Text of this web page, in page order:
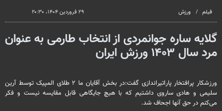
seconds فیلم ورزش ۲۹ فروردین ۱۴۰۴، ۲۰:۳۰
گلایه ساره جوانمردی از انتخاب طارمی به عنوان
مرد سال ۱۴۰۳ ورزش ایران
ورزشکار پرافتخار پاراتیراندازی گفت:در بخش آقایان ما ۲ طلای المپیک توسط آرین
سلیمی و هادی ساروی داشتیم که با هیچ جایگاهی قابل مقایسه نیست و فکر
می‌کنم در حق آنها اجحاف شد.